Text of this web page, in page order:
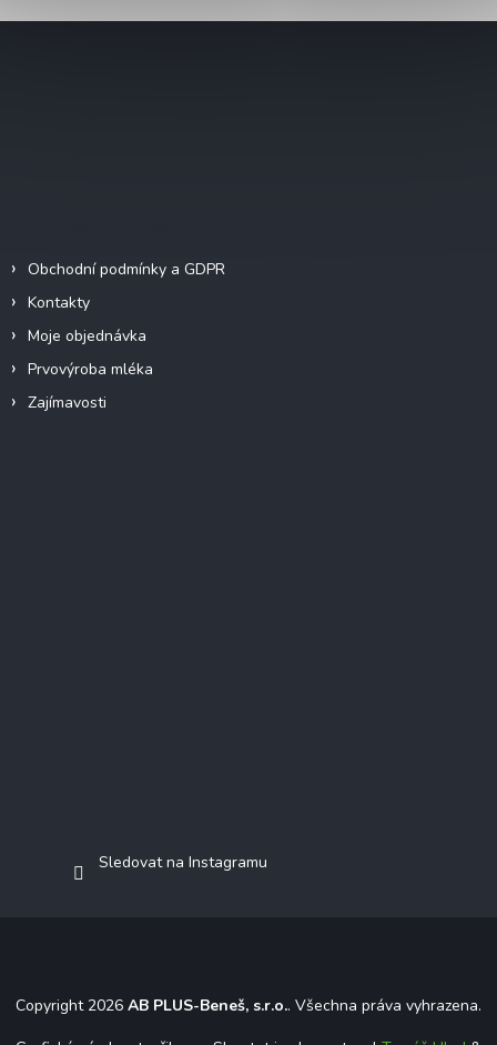
Z
Obchodní podmínky a GDPR
Kontakty
Moje objednávka
Prvovýroba mléka
Zajímavosti
Sledovat na Instagramu
Copyright 2026 AB PLUS-Beneš, s.r.o.. Všechna práva vyhrazena.